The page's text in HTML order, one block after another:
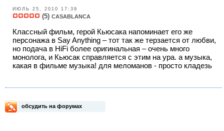
ИЮЛЬ 25, 2010 17:39
(5) CASABLANCA
Классный фильм, герой Кьюсака напоминает его же
персонажа в Say Anything – тот так же терзается от любви,
но подача в HiFi более оригинальная – очень много
монолога, и Кьюсак справляется с этим на ура. а музыка,
какая в фильме музыка! для меломанов - просто кладезь
обсудить на форумах